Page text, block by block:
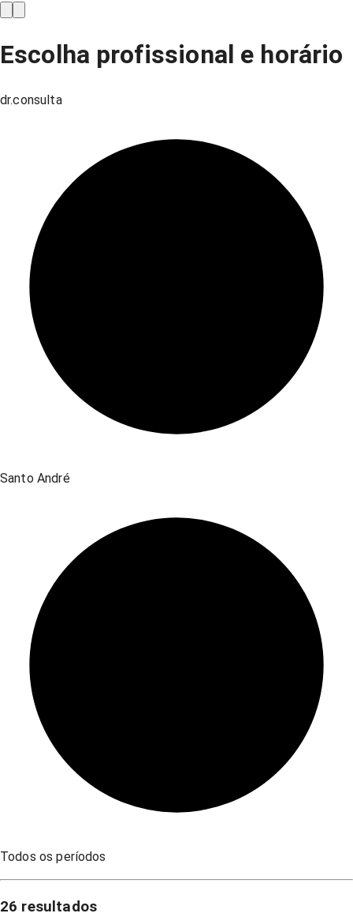
Escolha profissional e horário
dr.consulta
Santo André
Todos os períodos
26 resultados